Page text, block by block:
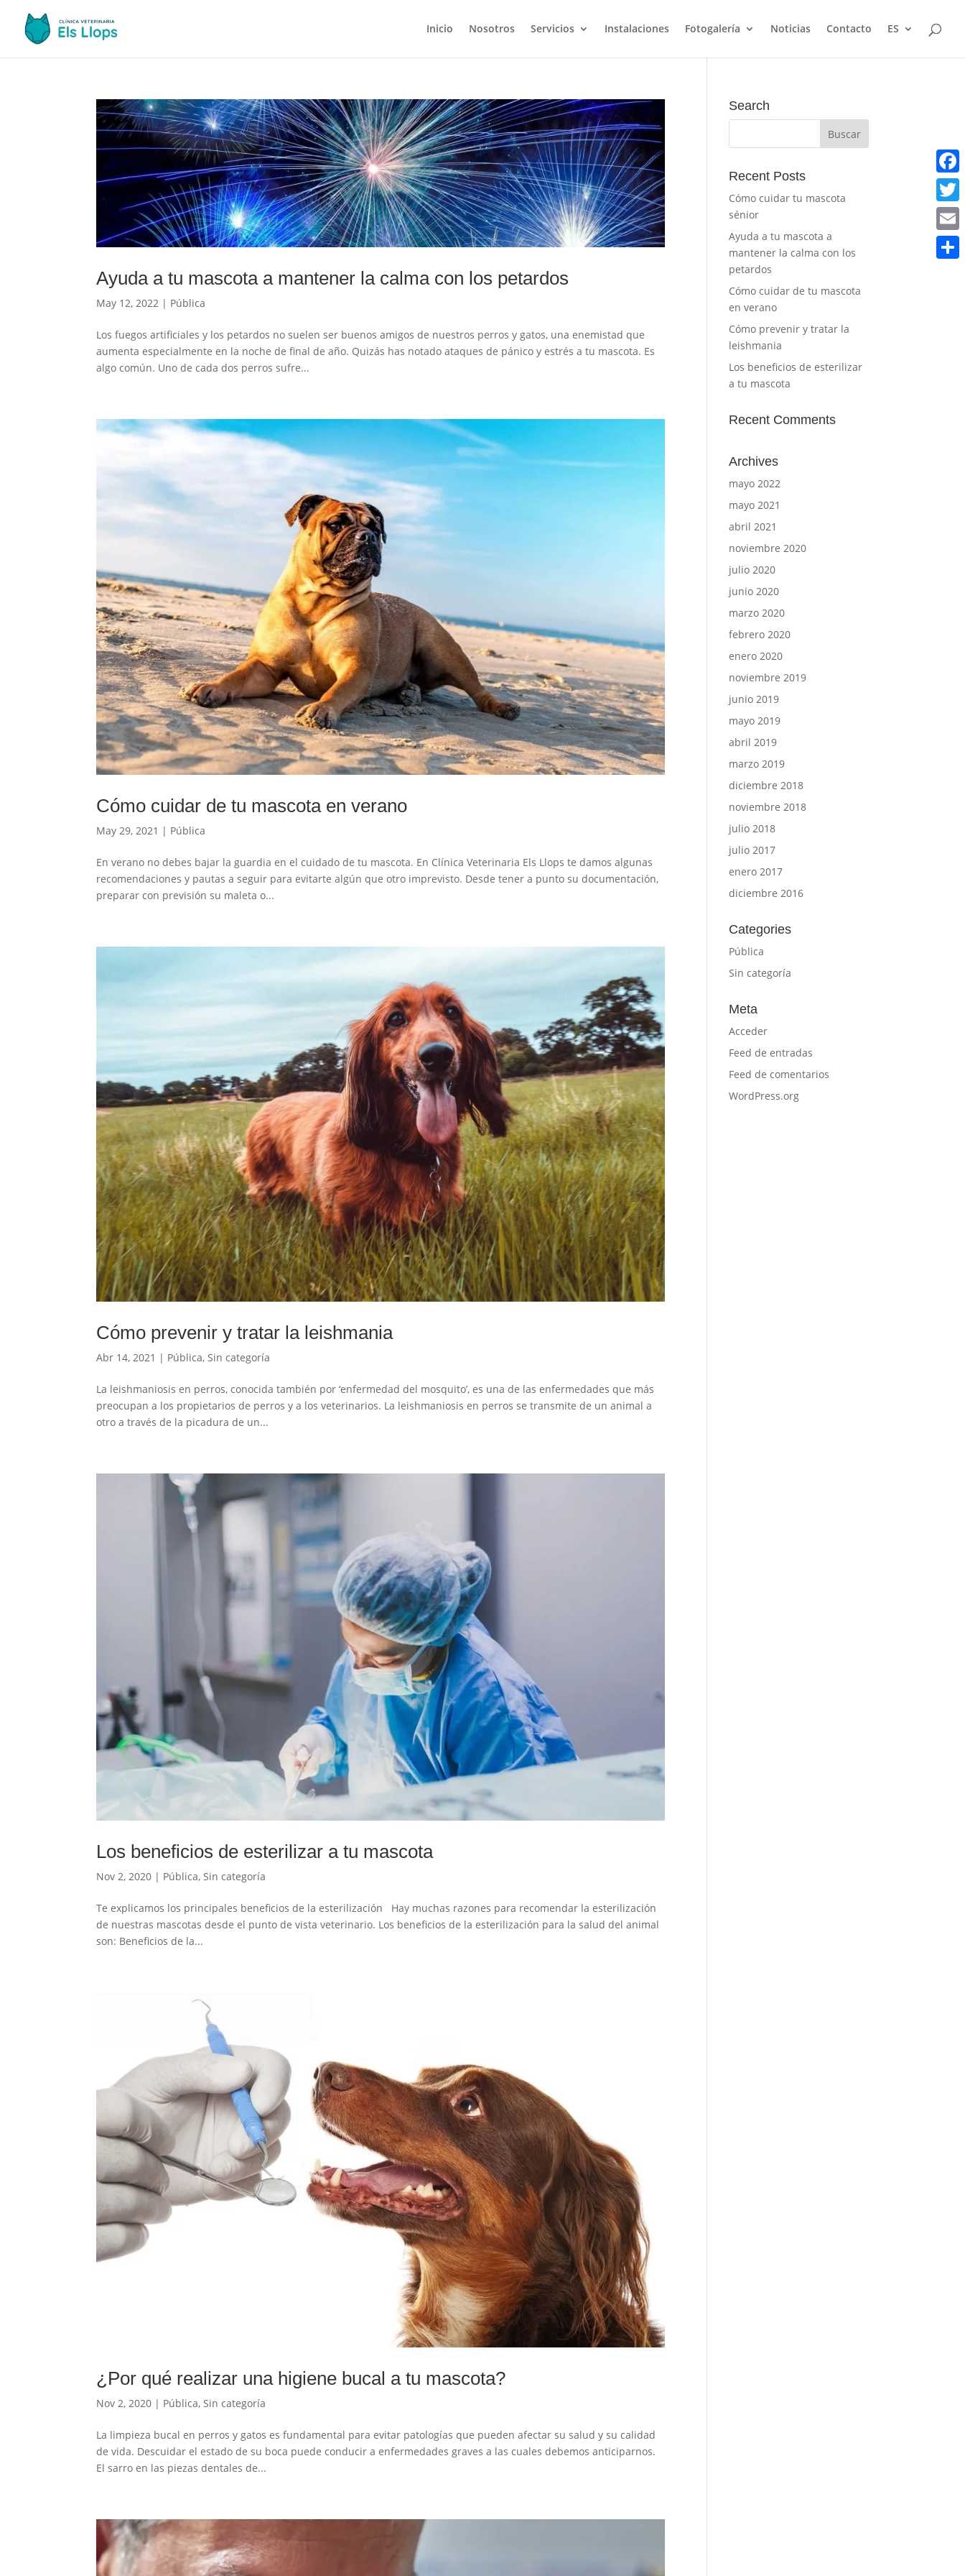
Inicio Nosotros Servicios Instalaciones Fotogalería Noticias Contacto ES
Ayuda a tu mascota a mantener la calma con los petardos
May 12, 2022 | Pública
Los fuegos artificiales y los petardos no suelen ser buenos amigos de nuestros perros y gatos, una enemistad que
aumenta especialmente en la noche de final de año. Quizás has notado ataques de pánico y estrés a tu mascota. Es
algo común. Uno de cada dos perros sufre...
Cómo cuidar de tu mascota en verano
May 29, 2021 | Pública
En verano no debes bajar la guardia en el cuidado de tu mascota. En Clínica Veterinaria Els Llops te damos algunas
recomendaciones y pautas a seguir para evitarte algún que otro imprevisto. Desde tener a punto su documentación,
preparar con previsión su maleta o...
Cómo prevenir y tratar la leishmania
Abr 14, 2021 | Pública,Sin categoría
La leishmaniosis en perros, conocida también por ‘enfermedad del mosquito’, es una de las enfermedades que más
preocupan a los propietarios de perros y a los veterinarios. La leishmaniosis en perros se transmite de un animal a
otro a través de la picadura de un...
Los beneficios de esterilizar a tu mascota
Nov 2, 2020 | Pública, Sin categoría
Te explicamos los principales beneficios de la esterilización Hay muchas razones para recomendar la esterilización
de nuestras mascotas desde el punto de vista veterinario. Los beneficios de la esterilización para la salud del animal
son: Beneficios de la...
¿Por qué realizar una higiene bucal a tu mascota?
Nov 2, 2020 | Pública,Sin categoría
La limpieza bucal en perros y gatos es fundamental para evitar patologías que pueden afectar su salud y su calidad
de vida. Descuidar el estado de su boca puede conducir a enfermedades graves a las cuales debemos anticiparnos.
El sarro en las piezas dentales de...
Search
Recent Posts
Cómo cuidar tu mascota
sénior
Ayuda a tu mascota a
mantener la calma con los
petardos
Cómo cuidar de tu mascota
en verano
Cómo prevenir y tratar la
leishmania
Los beneficios de esterilizar
a tu mascota
Recent Comments
Archives
mayo 2022
mayo 2021
abril 2021
noviembre 2020
julio 2020
junio 2020
marzo 2020
febrero 2020
enero 2020
noviembre 2019
junio 2019
mayo 2019
abril 2019
marzo 2019
diciembre 2018
noviembre 2018
julio 2018
julio 2017
enero 2017
diciembre 2016
Categories
Pública
Sin categoría
Meta
Acceder
Feed de entradas
Feed de comentarios
WordPress.org
Email